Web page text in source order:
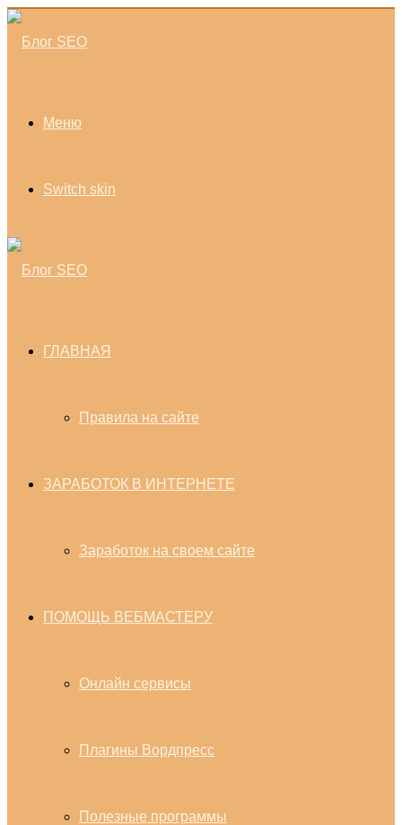
Меню
Switch skin
ГЛАВНАЯ
Правила на сайте
ЗАРАБОТОК В ИНТЕРНЕТЕ
Заработок на своем сайте
ПОМОЩЬ ВЕБМАСТЕРУ
Онлайн сервисы
Плагины Вордпресс
Полезные программы